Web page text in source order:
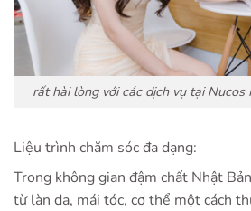
rất hài lòng với các dịch vụ tại
Liệu trình chăm sóc đa dạng:
Trong không gian đậm chất Nhật
từ làn da, mái tóc, cơ thể một cách